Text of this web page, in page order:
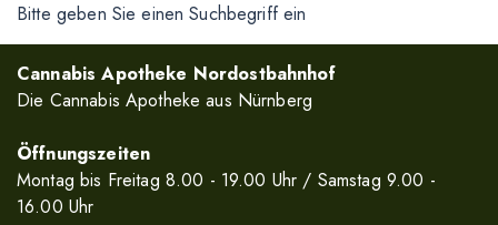
Bitte geben Sie einen Suchbegriff ein
Cannabis Apotheke Nordostbahnhof
Die Cannabis Apotheke aus Nürnberg
Öffnungszeiten
Montag bis Freitag 8.00 - 19.00 Uhr / Samstag 9.00 -
16.00 Uhr